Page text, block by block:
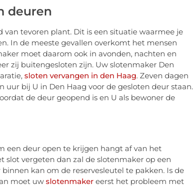
deuren
tevoren plant. Dit is een situatie waarmee je
In de meeste gevallen overkomt het mensen
moet daarom ook in avonden, nachten en
zij buitengesloten zijn. Uw slotenmaker Den
sloten vervangen in den Haag. Zeven dagen
bij U in Den Haag voor de gesloten deur staan.
de deur geopend is en U als bewoner de
een deur open te krijgen hangt af van het
slot vergeten dan zal de slotenmaker op een
kan om de reservesleutel te pakken. Is de
moet uw slotenmaker eerst het probleem met